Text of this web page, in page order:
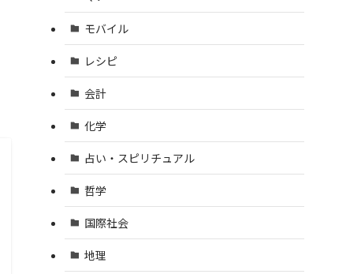
モバイル
レシピ
会計
化学
占い・スピリチュアル
哲学
国際社会
地理